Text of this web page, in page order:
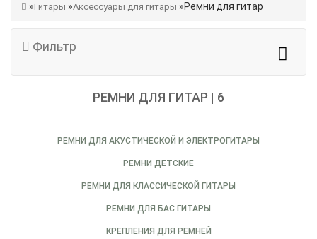
Гитары Аксессуары для гитары Ремни для гитар
Фильтр
РЕМНИ ДЛЯ ГИТАР | 6
РЕМНИ ДЛЯ АКУСТИЧЕСКОЙ И ЭЛЕКТРОГИТАРЫ
РЕМНИ ДЕТСКИЕ
РЕМНИ ДЛЯ КЛАССИЧЕСКОЙ ГИТАРЫ
РЕМНИ ДЛЯ БАС ГИТАРЫ
КРЕПЛЕНИЯ ДЛЯ РЕМНЕЙ